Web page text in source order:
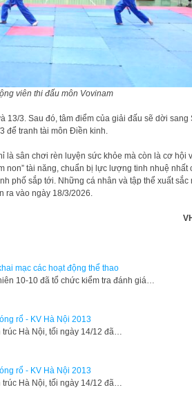
viên thi đấu môn Vovinam
13/3. Sau đó, tâm điểm của giải đấu sẽ dời sang
để tranh tài môn Điền kinh.
là sân chơi rèn luyện sức khỏe mà còn là cơ hội
non” tài năng, chuẩn bị lực lượng tinh nhuệ nhất
phố sắp tới. Những cá nhân và tập thể xuất sắc
ra vào ngày 18/3/2026.
mạc các hoạt động thể thao
10-10 đã tổ chức kiểm tra đánh giá…
rổ - KV Hà Nội 2013
Hà Nội, tối ngày 14/12 đã…
rổ - KV Hà Nội 2013
Hà Nội, tối ngày 14/12 đã…